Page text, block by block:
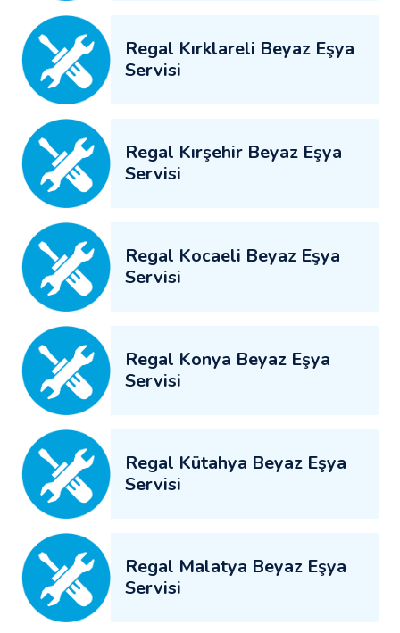
Regal Kırklareli Beyaz Eşya
Servisi
Regal Kırşehir Beyaz Eşya
Servisi
Regal Kocaeli Beyaz Eşya
Servisi
Regal Konya Beyaz Eşya
Servisi
Regal Kütahya Beyaz Eşya
Servisi
Regal Malatya Beyaz Eşya
Servisi